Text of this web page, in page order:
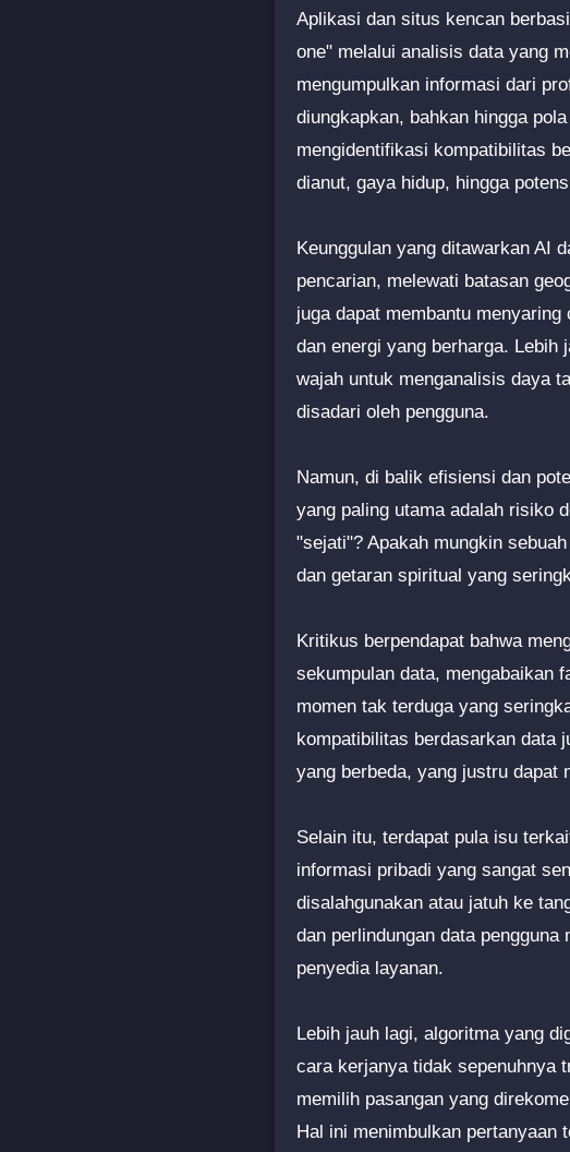
Aplikasi dan situs kencan
one" melalui analisis data yang
mengumpulkan informasi dari
diungkapkan, bahkan hingga
mengidentifikasi kompatibilitas
dianut, gaya hidup, hingga
Keunggulan yang ditawarkan AI
pencarian, melewati batasan
juga dapat membantu
dan energi yang berharga. Lebih
wajah untuk menganalisis daya
disadari oleh pengguna.
Namun, di balik efisiensi dan
yang paling utama adalah risiko
"sejati"? Apakah mungkin
dan getaran spiritual yang
Kritikus berpendapat bahwa
sekumpulan data, mengabaikan
momen tak terduga yang
kompatibilitas berdasarkan data
yang berbeda, yang justru dapat
Selain itu, terdapat pula isu
informasi pribadi yang sangat
disalahgunakan atau jatuh ke
dan perlindungan data
penyedia layanan.
Lebih jauh lagi, algoritma yang
cara kerjanya tidak sepenuhnya
memilih pasangan yang
Hal ini menimbulkan pertanyaan